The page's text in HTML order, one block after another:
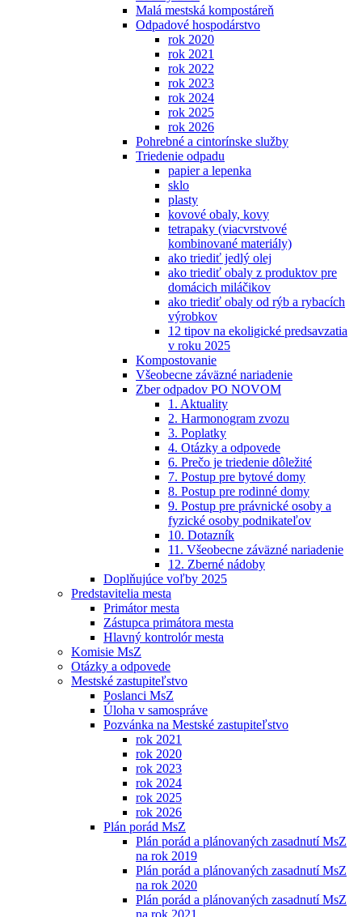
Malá mestská kompostáreň
Odpadové hospodárstvo
rok 2020
rok 2021
rok 2022
rok 2023
rok 2024
rok 2025
rok 2026
Pohrebné a cintorínske služby
Triedenie odpadu
papier a lepenka
sklo
plasty
kovové obaly, kovy
tetrapaky (viacvrstvové
kombinované materiály)
ako triediť jedlý olej
ako triediť obaly z produktov pre
domácich miláčikov
ako triediť obaly od rýb a rybacích
výrobkov
12 tipov na ekoligické predsavzatia
v roku 2025
Kompostovanie
Všeobecne záväzné nariadenie
Zber odpadov PO NOVOM
1. Aktuality
2. Harmonogram zvozu
3. Poplatky
4. Otázky a odpovede
6. Prečo je triedenie dôležité
7. Postup pre bytové domy
8. Postup pre rodinné domy
9. Postup pre právnické osoby a
fyzické osoby podnikateľov
10. Dotazník
11. Všeobecne záväzné nariadenie
12. Zberné nádoby
Doplňujúce voľby 2025
Predstavitelia mesta
Primátor mesta
Zástupca primátora mesta
Hlavný kontrolór mesta
Komisie MsZ
Otázky a odpovede
Mestské zastupiteľstvo
Poslanci MsZ
Úloha v samospráve
Pozvánka na Mestské zastupiteľstvo
rok 2021
rok 2020
rok 2023
rok 2024
rok 2025
rok 2026
Plán porád MsZ
Plán porád a plánovaných zasadnutí MsZ
na rok 2019
Plán porád a plánovaných zasadnutí MsZ
na rok 2020
Plán porád a plánovaných zasadnutí MsZ
na rok 2021